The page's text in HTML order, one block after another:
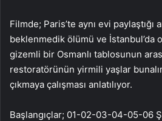
Filmde; Paris’te aynı evi paylaştığı
beklenmedik ölümü ve İstanbul’da
gizemli bir Osmanlı tablosunun
restoratörünün yirmili yaşlar
çıkmaya çalışması anlatılıyor.
Başlangıçlar; 01-02-03-04-05-06